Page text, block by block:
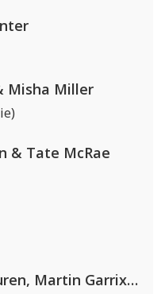
Misha Miller
& Tate McRae
Armin van Buuren, Martin Garrix & Libby Whitehouse